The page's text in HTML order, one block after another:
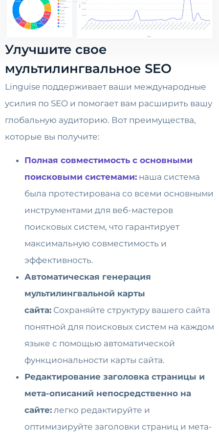
Улучшите свое
мультилингвальное SEO
Linguise поддерживает ваши международные
усилия по SEO и помогает вам расширить вашу
глобальную аудиторию. Вот преимущества,
которые вы получите:
Полная совместимость с основными
поисковыми системами: наша система
была протестирована со всеми основными
инструментами для веб-мастеров
поисковых систем, что гарантирует
максимальную совместимость и
эффективность.
Автоматическая генерация
мультилингвальной карты
сайта: Сохраняйте структуру вашего сайта
понятной для поисковых систем на каждом
языке с помощью автоматической
функциональности карты сайта.
Редактирование заголовка страницы и
мета-описаний непосредственно на
сайте: легко редактируйте и
оптимизируйте заголовки страниц и мета-